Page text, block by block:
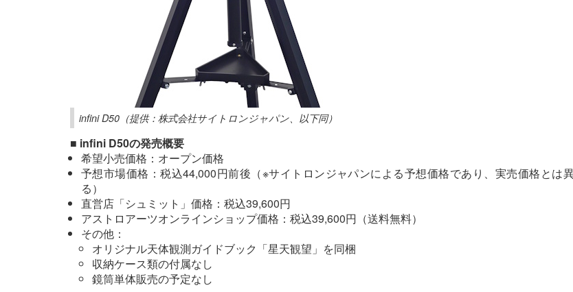
infini D50（提供：株式会社サイトロンジャパン、以下同）
■ infini D50の発売概要
希望小売価格：オープン価格
予想市場価格：税込44,000円前後（※サイトロンジャパンによる予想価格であり、実売価格とは
る）
直営店「シュミット」価格：税込39,600円
アストロアーツオンラインショップ価格：税込39,600円（送料無料）
その他：
オリジナル天体観測ガイドブック「星天観望」を同梱
収納ケース類の付属なし
鏡筒単体販売の予定なし